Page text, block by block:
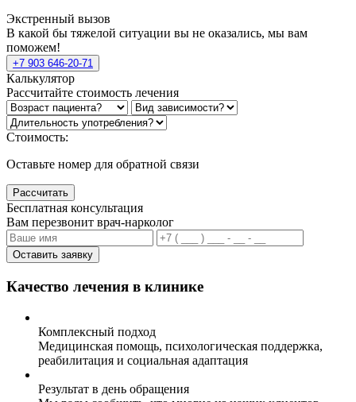
Экстренный вызов
В какой бы тяжелой ситуации вы не оказались, мы вам
поможем!
+7 903 646-20-71
Калькулятор
Рассчитайте стоимость лечения
Стоимость:
Оставьте номер для обратной связи
Рассчитать
Бесплатная консультация
Вам перезвонит врач-нарколог
Оставить заявку
Качество лечения в клинике
Комплексный подход
Медицинская помощь, психологическая поддержка,
реабилитация и социальная адаптация
Результат в день обращения